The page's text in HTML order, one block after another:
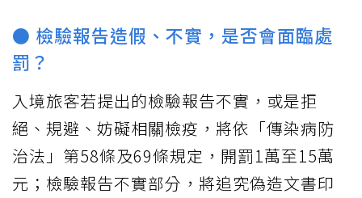
● 檢驗報告造假、不實，是否會面臨處
罰？
入境旅客若提出的檢驗報告不實，或是拒
絕、規避、妨礙相關檢疫，將依「傳染病防
治法」第58條及69條規定，開罰1萬至15萬
元；檢驗報告不實部分，將追究偽造文書印